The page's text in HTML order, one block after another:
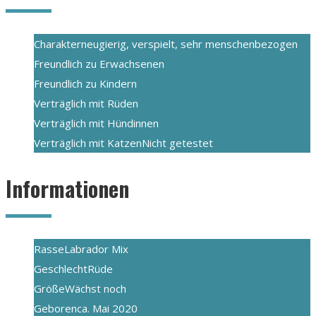
Charakterneugierig, verspielt, sehr menschenbezogen
Freundlich zu Erwachsenen
Freundlich zu Kindern
Verträglich mit Rüden
Verträglich mit Hündinnen
Verträglich mit KatzenNicht getestet
Informationen
RasseLabrador Mix
GeschlechtRüde
GrößeWächst noch
Geborenca. Mai 2020